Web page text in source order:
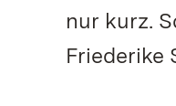
nur kurz.
Friederike